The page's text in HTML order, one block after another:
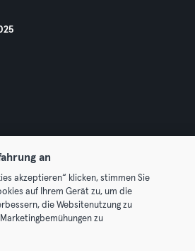
an
akzeptieren“ klicken, stimmen Sie
auf Ihrem Gerät zu, um die
die Websitenutzung zu
zu